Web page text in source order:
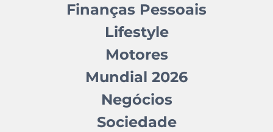
Finanças Pessoais
Lifestyle
Motores
Mundial 2026
Negócios
Sociedade